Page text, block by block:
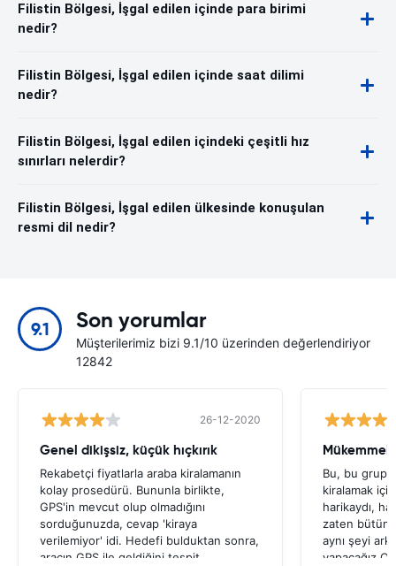
Filistin Bölgesi, İşgal edilen içinde para birimi
nedir?
Filistin Bölgesi, İşgal edilen içinde saat dilimi
nedir?
Filistin Bölgesi, İşgal edilen içindeki çeşitli hız
sınırları nelerdir?
Filistin Bölgesi, İşgal edilen ülkesinde konuşulan
resmi dil nedir?
9.1 Son yorumlar
Müşterilerimiz bizi 9.1/10 üzerinden değerlendiriyor
12842
26-12-2020
Genel dikişsiz, küçük hıçkırık
Rekabetçi fiyatlarla araba kiralamanın
kolay prosedürü. Bununla birlikte,
GPS'in mevcut olup olmadığını
sorduğunuzda, cevap 'kiraya
verilemiyor' idi. Hedefi bulduktan sonra,
aracın GPS ile geldiğini tespit
Mükemmel
Bu, bu grup
kiralamak
harikaydı,
zaten bütün
aynı şeyi